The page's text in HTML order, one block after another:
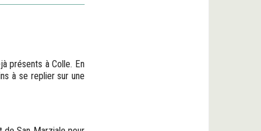
présents à Colle. En
à se replier sur une